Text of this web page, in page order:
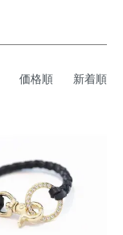
価格順 新着順